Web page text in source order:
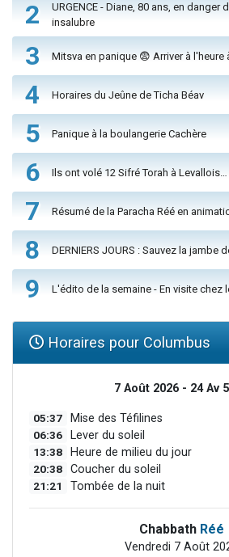
2
URGENCE - Diane, 80 ans, en danger
insalubre
3 Mitsva en panique 😨 Arriver à l'heure
4 Horaires du Jeûne de Ticha Béav
5 Panique à la boulangerie Cachère
6 Ils ont volé 12 Sifré Torah à
7 Résumé de la Paracha Réé en
8 DERNIERS JOURS : Sauvez la jambe
9 L'édito de la semaine - En visite chez
Horaires pour Columbus
7 Août 2026 - 24 Av
05:37 Mise des Téfilines
06:36 Lever du soleil
13:38 Heure de milieu du jour
20:38 Coucher du soleil
21:21 Tombée de la nuit
Chabbath Réé
Vendredi 7 Août